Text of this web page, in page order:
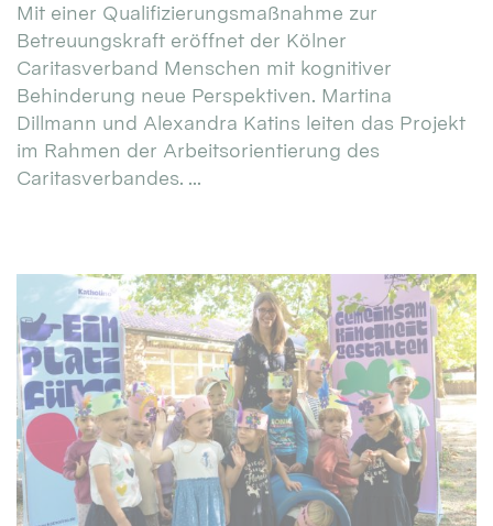
Mit einer Qualifizierungsmaßnahme zur
Betreuungskraft eröffnet der Kölner
Caritasverband Menschen mit kognitiver
Behinderung neue Perspektiven. Martina
Dillmann und Alexandra Katins leiten das Projekt
im Rahmen der Arbeitsorientierung des
Caritasverbandes. ...